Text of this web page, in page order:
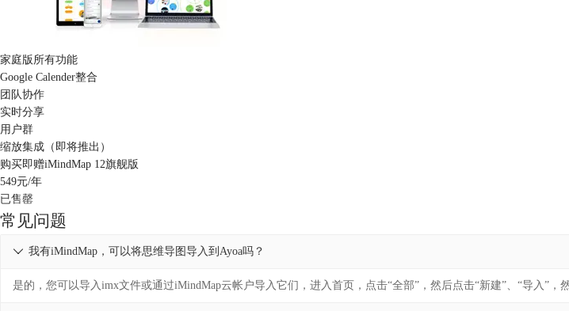
家庭版所有功能
Google Calender整合
团队协作
实时分享
用户群
缩放集成（即将推出）
购买即赠iMindMap 12旗舰版
549元/年
已售罄
常见问题
我有iMindMap，可以将思维导图导入到Ayoa吗？

是的，您可以导入imx文件或通过iMindMap云帐户导入它们，进入首页，点击“全部”，然后点击“新建”、“导入”